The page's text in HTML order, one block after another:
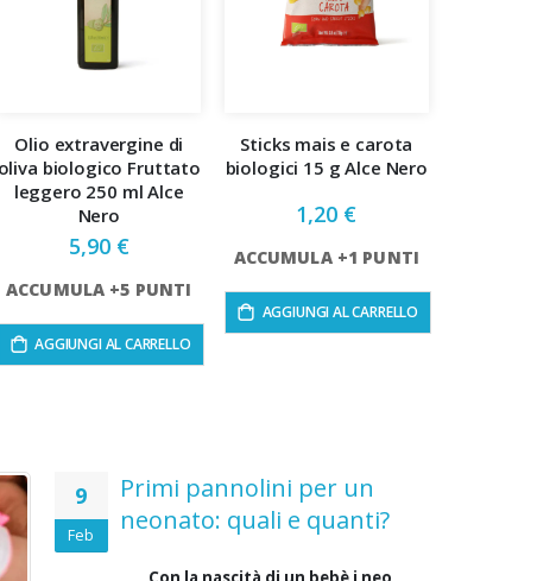
Olio extravergine di
oliva biologico Fruttato
leggero 250 ml Alce
Nero
5,90 €
ACCUMULA +5 PUNTI
AGGIUNGI AL CARRELLO
Sticks mais e carota
biologici 15 g Alce Nero
1,20 €
ACCUMULA +1 PUNTI
AGGIUNGI AL CARRELLO
9
Feb
Primi pannolini per un
neonato: quali e quanti?